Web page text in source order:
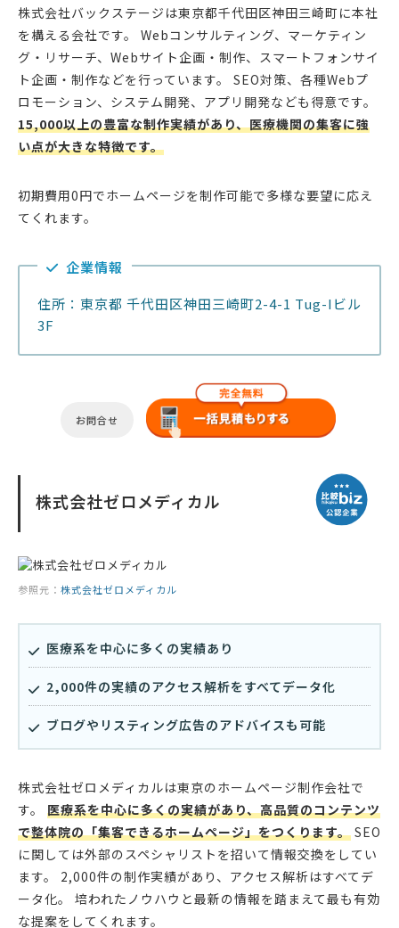
株式会社バックステージは東京都千代田区神田三崎町に本社
を構える会社です。 Webコンサルティング、マーケティン
グ・リサーチ、Webサイト企画・制作、スマートフォンサイ
ト企画・制作などを行っています。 SEO対策、各種Webプ
ロモーション、システム開発、アプリ開発なども得意です。
15,000以上の豊富な制作実績があり、医療機関の集客に強
い点が大きな特徴です。
初期費用0円でホームページを制作可能で多様な要望に応え
てくれます。
企業情報
住所：東京都 千代田区神田三崎町2-4-1 Tug-Iビル
3F
お問合せ
株式会社ゼロメディカル
参照元： 株式会社ゼロメディカル
医療系を中心に多くの実績あり
2,000件の実績のアクセス解析をすべてデータ化
ブログやリスティング広告のアドバイスも可能
株式会社ゼロメディカルは東京のホームページ制作会社で
す。 医療系を中心に多くの実績があり、高品質のコンテンツ
で整体院の「集客できるホームページ」をつくります。 SEO
に関しては外部のスペシャリストを招いて情報交換をしてい
ます。 2,000件の制作実績があり、アクセス解析はすべてデ
ータ化。 培われたノウハウと最新の情報を踏まえて最も有効
な提案をしてくれます。